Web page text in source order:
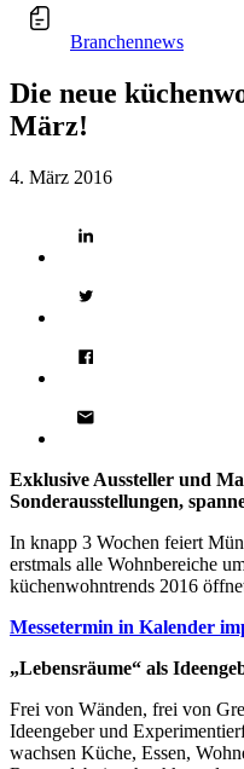
Branchennews
Die neue
März!
4. März 2016
Exklusive Aussteller und
Sonderausstellungen,
In knapp 3 Wochen feiert
erstmals alle Wohnbereiche
küchenwohntrends 2016
Messetermin in Kalender
„Lebensräume“ als
Frei von Wänden, frei von
Ideengeber und
wachsen Küche, Essen,